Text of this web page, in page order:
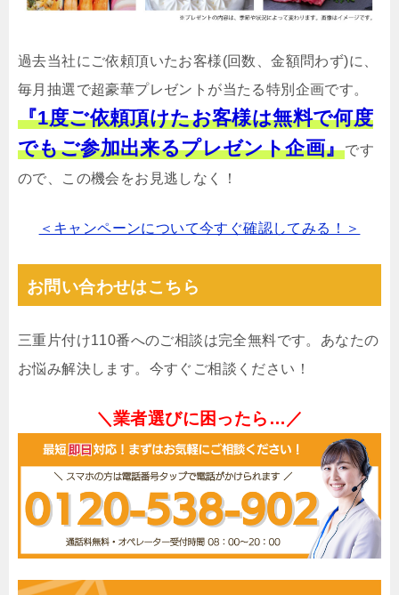
過去当社にご依頼頂いたお客様(回数、金額問わず)に、
毎月抽選で超豪華プレゼントが当たる特別企画です。
『1度ご依頼頂けたお客様は無料で何度
でもご参加出来るプレゼント企画』です
ので、この機会をお見逃しなく！
＜キャンペーンについて今すぐ確認してみる！＞
お問い合わせはこちら
三重片付け110番へのご相談は完全無料です。あなたの
お悩み解決します。今すぐご相談ください！
＼業者選びに困ったら…／